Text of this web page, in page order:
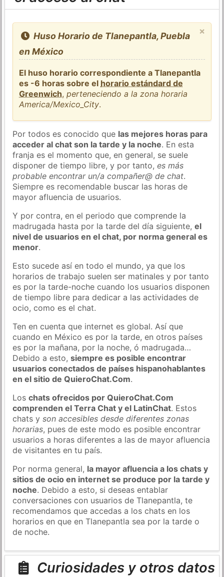
×
Huso Horario de Tlanepantla, Puebla
en México
El huso horario correspondiente a Tlanepantla
es -6 horas sobre el horario estándard de
Greenwich,perteneciendo a la zona horaria
America/Mexico_City.
Por todos es conocido que las mejores horas para
acceder al chat son la tarde y la noche. En esta
franja es el momento que, en general, se suele
disponer de tiempo libre, y por tanto,es más
probable encontrar un/a compañer@ de chat.
Siempre es recomendable buscar las horas de
mayor afluencia de usuarios.
Y por contra, en el periodo que comprende la
madrugada hasta por la tarde del día siguiente,el
nivel de usuarios en el chat, por norma general es
menor.
Esto sucede así en todo el mundo, ya que los
horarios de trabajo suelen ser matinales y por tanto
es por la tarde-noche cuando los usuarios disponen
de tiempo libre para dedicar a las actividades de
ocio, como es el chat.
Ten en cuenta que internet es global. Así que
cuando en México es por la tarde, en otros países
es por la mañana, por la noche, ó madrugada…
Debido a esto,siempre es posible encontrar
usuarios conectados de países hispanohablantes
en el sitio de QuieroChat.Com.
Loschats ofrecidos por QuieroChat.Com
comprenden el Terra Chat y el LatinChat. Estos
chats yson accesibles desde diferentes zonas
horarias, pues de este modo es posible encontrar
usuarios a horas diferentes a las de mayor afluencia
de visitantes en tu país.
Por norma general, la mayor afluencia a los chats y
sitios de ocio en internet se produce por la tarde y
noche. Debido a esto, si deseas entablar
conversaciones con usuarios de Tlanepantla, te
recomendamos que accedas a los chats en los
horarios en que en Tlanepantla sea por la tarde o
de noche.
Curiosidades y otros datos